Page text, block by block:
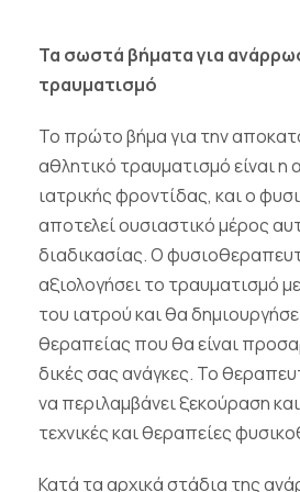
Τα σωστά βήματα για
τραυματισμό
Το πρώτο βήμα για την
αθλητικό τραυματισμό είναι η
ιατρικής φροντίδας, και ο
αποτελεί ουσιαστικό μέρος
διαδικασίας. Ο
αξιολογήσει το τραυματισμό
του ιατρού και θα
θεραπείας που θα είναι
δικές σας ανάγκες. Το
να περιλαμβάνει ξεκούραση
τεχνικές και θεραπείες
Κατά τα αρχικά στάδια της